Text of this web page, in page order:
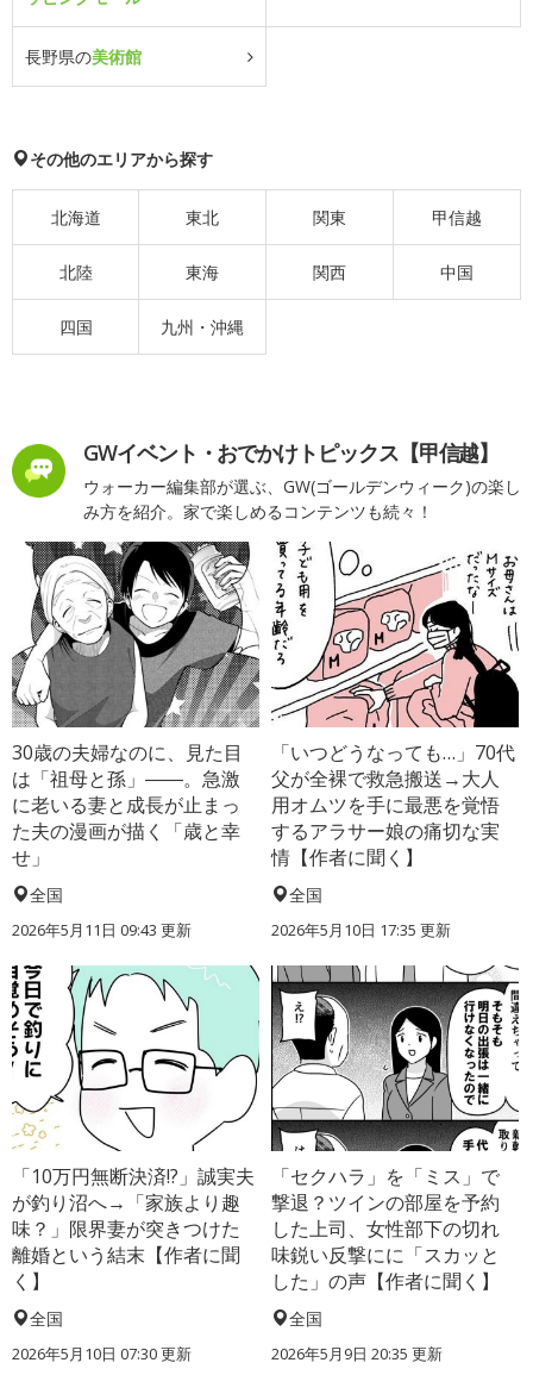
長野県の美術館
その他のエリアから探す
北海道 東北 関東 甲信越
北陸 東海 関西 中国
四国 九州・沖縄
GWイベント・おでかけトピックス【甲信越】
ウォーカー編集部が選ぶ、GW(ゴールデンウィーク)の楽し
み方を紹介。家で楽しめるコンテンツも続々！
30歳の夫婦なのに、見た目
は「祖母と孫」――。急激
に老いる妻と成長が止まっ
た夫の漫画が描く「歳と幸
せ」
全国
2026年5月11日 09:43 更新
「いつどうなっても…」70代
父が全裸で救急搬送→大人
用オムツを手に最悪を覚悟
するアラサー娘の痛切な実
情【作者に聞く】
全国
2026年5月10日 17:35 更新
「10万円無断決済!?」誠実夫
が釣り沼へ→「家族より趣
味？」限界妻が突きつけた
離婚という結末【作者に聞
く】
全国
2026年5月10日 07:30 更新
「セクハラ」を「ミス」で
撃退？ツインの部屋を予約
した上司、女性部下の切れ
味鋭い反撃にに「スカッと
した」の声【作者に聞く】
全国
2026年5月9日 20:35 更新